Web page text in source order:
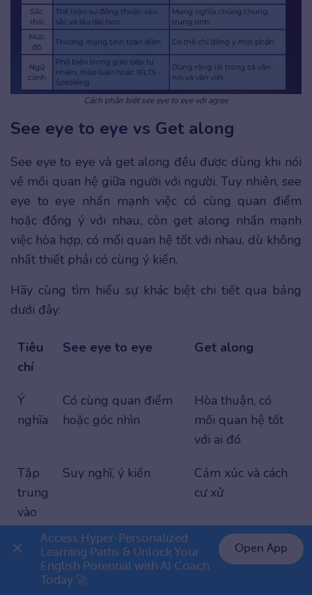
Cách phân biệt see eye to eye với agree
See eye to eye vs Get along
See eye to eye và get along đều được dùng khi nói
về mối quan hệ giữa người với người. Tuy nhiên, see
eye to eye nhấn mạnh việc có cùng quan điểm
hoặc đồng ý với nhau, còn get along nhấn mạnh
việc hòa hợp, có mối quan hệ tốt với nhau, dù không
nhất thiết phải có cùng ý kiến.
Hãy cùng tìm hiểu sự khác biệt chi tiết qua bảng
dưới đây:
Tiêu
chí
See eye to eye Get along
Ý
nghĩa
Có cùng quan điểm
hoặc góc nhìn
Hòa thuận, có
mối quan hệ tốt
với ai đó
Tập
trung
vào
Suy nghĩ, ý kiến
Cảm xúc và cách
cư xử
Ngữ
cảnh
Dùng khi nói về sự
đồng thuận
Dùng khi nói về
mối quan hệ giữa
👉 Premium 1 năm chỉ 799K
Access Hyper-Personalized
Learning Paths & Unlock Your
English Potential with AI Coach
Today 🚀
Open App